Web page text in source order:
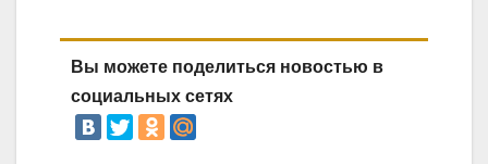
Вы можете поделиться новостью в
социальных сетях